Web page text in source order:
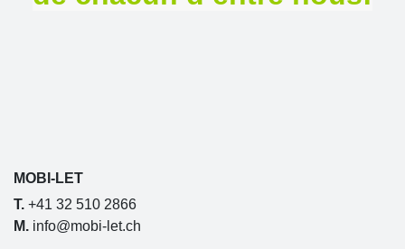
MOBI-LET
T. +41 32 510 2866
M. info@mobi-let.ch